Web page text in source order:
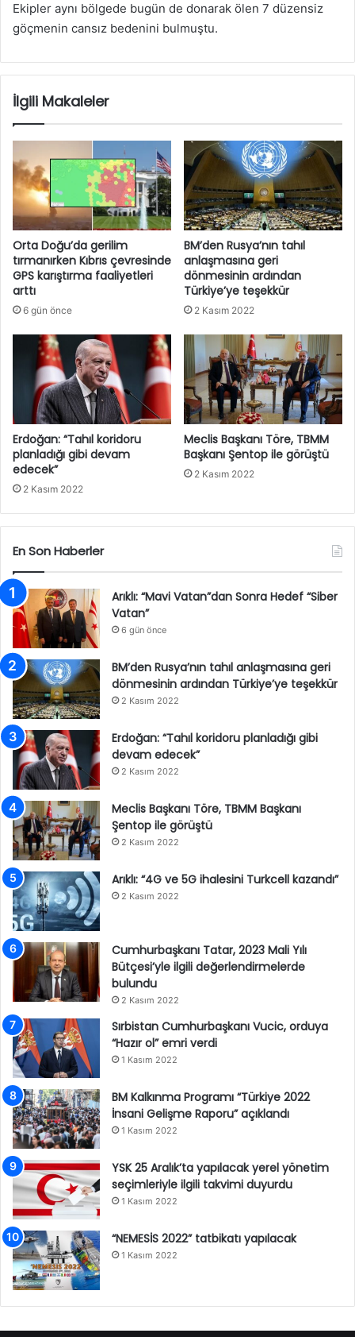
Ekipler aynı bölgede bugün de donarak ölen 7 düzensiz
göçmenin cansız bedenini bulmuştu.
İlgili Makaleler
Orta Doğu’da gerilim
tırmanırken Kıbrıs çevresinde
GPS karıştırma faaliyetleri
arttı
6 gün önce
BM’den Rusya’nın tahıl
anlaşmasına geri
dönmesinin ardından
Türkiye’ye teşekkür
2 Kasım 2022
Erdoğan: “Tahıl koridoru
planladığı gibi devam
edecek”
2 Kasım 2022
Meclis Başkanı Töre, TBMM
Başkanı Şentop ile görüştü
2 Kasım 2022
En Son Haberler
Arıklı: “Mavi Vatan”dan Sonra Hedef “Siber
Vatan”
6 gün önce
BM’den Rusya’nın tahıl anlaşmasına geri
dönmesinin ardından Türkiye’ye teşekkür
2 Kasım 2022
Erdoğan: “Tahıl koridoru planladığı gibi
devam edecek”
2 Kasım 2022
Meclis Başkanı Töre, TBMM Başkanı
Şentop ile görüştü
2 Kasım 2022
Arıklı: “4G ve 5G ihalesini Turkcell kazandı”
2 Kasım 2022
Cumhurbaşkanı Tatar, 2023 Mali Yılı
Bütçesi’yle ilgili değerlendirmelerde
bulundu
2 Kasım 2022
Sırbistan Cumhurbaşkanı Vucic, orduya
“Hazır ol” emri verdi
1 Kasım 2022
BM Kalkınma Programı “Türkiye 2022
İnsani Gelişme Raporu” açıklandı
1 Kasım 2022
YSK 25 Aralık’ta yapılacak yerel yönetim
seçimleriyle ilgili takvimi duyurdu
1 Kasım 2022
“NEMESİS 2022” tatbikatı yapılacak
1 Kasım 2022